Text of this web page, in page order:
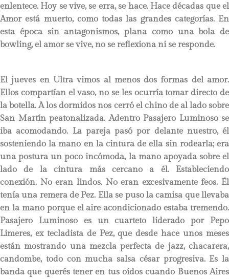
enlentece. Hoy se vive, se erra, se hace. Hace décadas que el
Amor está muerto, como todas las grandes categorías. En
esta época sin antagonismos, plana como una bola de
bowling, el amor se vive, no se reflexiona ni se responde.
El jueves en Ultra vimos al menos dos formas del amor.
Ellos compartían el vaso, no se les ocurría tomar directo de
la botella. A los dormidos nos cerró el chino de al lado sobre
San Martín peatonalizada. Adentro Pasajero Luminoso se
iba acomodando. La pareja pasó por delante nuestro, él
sosteniendo la mano en la cintura de ella sin rodearla; era
una postura un poco incómoda, la mano apoyada sobre el
lado de la cintura más cercano a él. Estableciendo
conexión. No eran lindos. No eran excesivamente feos. Él
tenía una remera de Pez. Ella se puso la camisa que llevaba
en la mano porque el aire acondicionado estaba tremendo.
Pasajero Luminoso es un cuarteto liderado por Pepo
Limeres, ex tecladista de Pez, que desde hace unos meses
están mostrando una mezcla perfecta de jazz, chacarera,
candombe, todo con mucha salsa césar progresiva. Es la
banda que querés tener en tus oídos cuando Buenos Aires